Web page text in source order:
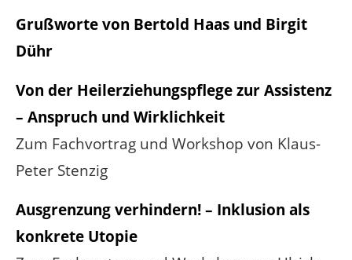
Grußworte von Bertold Haas und Birgit
Dühr
Von der Heilerziehungspflege zur Assistenz
– Anspruch und Wirklichkeit
Zum Fachvortrag und Workshop von Klaus-
Peter Stenzig
Ausgrenzung verhindern! – Inklusion als
konkrete Utopie